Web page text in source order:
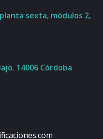
sexta, módulos 2,
14006 Córdoba